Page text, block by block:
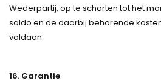
Wederpartij, op te schorten tot het
saldo en de daarbij behorende
voldaan.
16. Garantie